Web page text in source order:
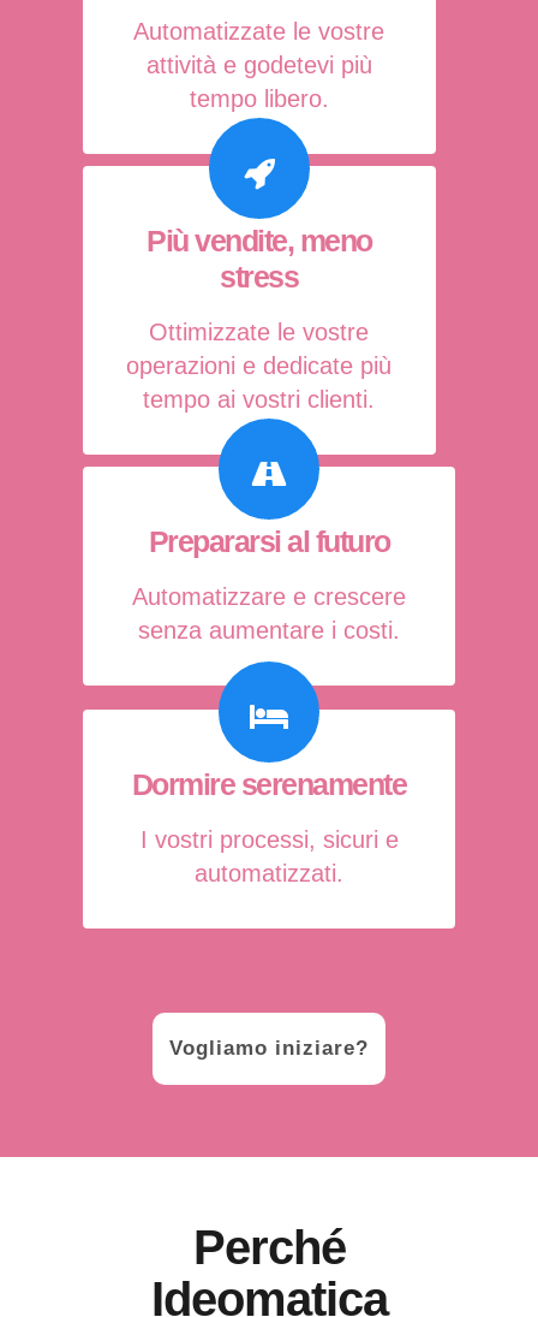
Automatizzate le vostre
attività e godetevi più
tempo libero.
Più vendite, meno
stress
Ottimizzate le vostre
operazioni e dedicate più
tempo ai vostri clienti.
Prepararsi al futuro
Automatizzare e crescere
senza aumentare i costi.
Dormire serenamente
I vostri processi, sicuri e
automatizzati.
Vogliamo iniziare?
Perché
Ideomatica